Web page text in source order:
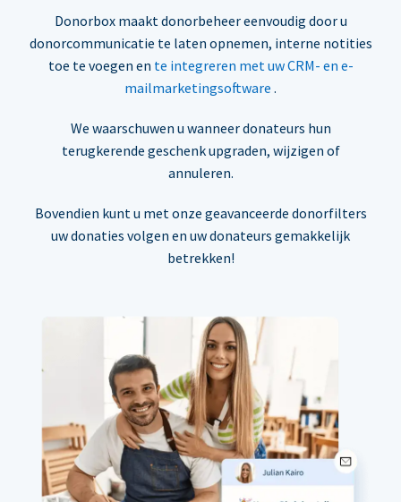
Donorbox maakt donorbeheer eenvoudig door u
donorcommunicatie te laten opnemen, interne notities
toe te voegen en te integreren met uw CRM- en e-
mailmarketingsoftware .
We waarschuwen u wanneer donateurs hun
terugkerende geschenk upgraden, wijzigen of
annuleren.
Bovendien kunt u met onze geavanceerde donorfilters
uw donaties volgen en uw donateurs gemakkelijk
betrekken!